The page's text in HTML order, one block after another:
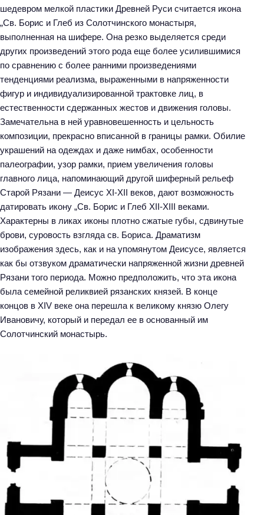
шедевром мелкой пластики Древней Руси считается икона
„Св. Борис и Глеб из Солотчинского монастыря,
выполненная на шифере. Она резко выделяется среди
других произведений этого рода еще более усилившимися
по сравнению с более ранними произведениями
тенденциями реализма, выраженными в напряженности
фигур и индивидуализированной трактовке лиц, в
естественности сдержанных жестов и движения головы.
Замечательна в ней уравновешенность и цельность
композиции, прекрасно вписанной в границы рамки. Обилие
украшений на одеждах и даже нимбах, особенности
палеографии, узор рамки, прием увеличения головы
главного лица, напоминающий другой шиферный рельеф
Старой Рязани — Деисус XI-XII веков, дают возможность
датировать икону „Св. Борис и Глеб XII-XIII веками.
Характерны в ликах иконы плотно сжатые губы, сдвинутые
брови, суровость взгляда св. Бориса. Драматизм
изображения здесь, как и на упомянутом Деисусе, является
как бы отзвуком драматически напряженной жизни древней
Рязани того периода. Можно предположить, что эта икона
была семейной реликвией рязанских князей. В конце
концов в XIV веке она перешла к великому князю Олегу
Ивановичу, который и передал ее в основанный им
Солотчинский монастырь.